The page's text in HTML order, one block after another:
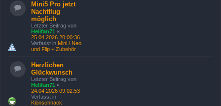
Mini5 Pro jetzt
Nachtflug
möglich
Letzter Beitrag von
Helifan71 «
25.04.2026 20:00:36
Verfasst in Mini / Neo
und Flip + Zubehör
Herzlichen
Glückwunsch
Letzter Beitrag von
Helifan71 «
24.04.2026 09:02:53
Verfasst in
Klönschnack